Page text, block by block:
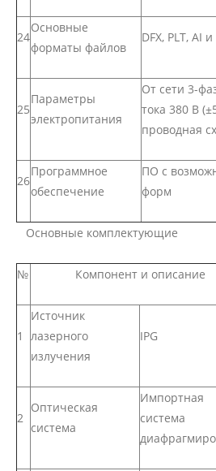
24
Основные
форматы файлов
DFX, PLT, AI
25
Параметры
электропитания
От сети 3-
тока 380 В
проводная
26
Программное
обеспечение
ПО с
форм
Основные комплектующие
№ Компонент и описание
1
Источник
лазерного
излучения
IPG
2
Оптическая
система
Импортная
система